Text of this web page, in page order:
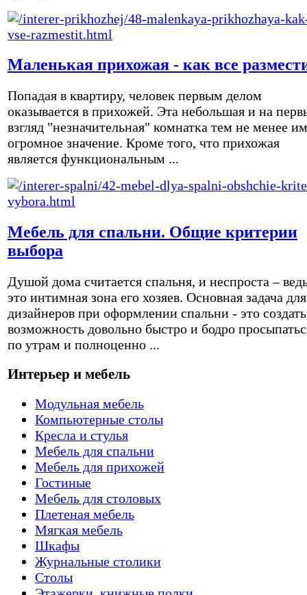
Маленькая прихожая - как все
Попадая в квартиру, человек первым делом
оказывается в прихожей. Эта небольшая и на
взгляд "незначительная" комнатка тем не менее
огромное значение. Кроме того, что прихожая
является функциональным ...
Мебель для спальни. Общие критерии
выбора
Душой дома считается спальня, и неспроста –
это интимная зона его хозяев. Основная задача для
дизайнеров при оформлении спальни - это создать
возможность довольно быстро и бодро
по утрам и полноценно ...
Интерьер и мебель
Модульная мебель
Компьютерные столы
Кресла и стулья
Мебель для спальни
Мебель для прихожей
Гостиные
Мебель для столовых
Плетеная мебель
Мягкая мебель
Шкафы
Журнальные столики
Столы